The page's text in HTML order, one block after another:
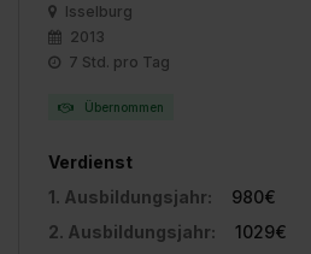
Isselburg
2013
7 Std. pro Tag
Übernommen
Verdienst
1. Ausbildungsjahr:
980€
2. Ausbildungsjahr:
1029€